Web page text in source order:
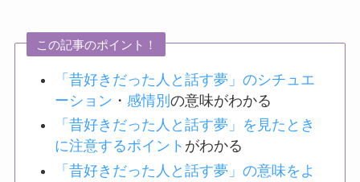
この記事のポイント！
「昔好きだった人と話す夢」のシチュエ
ーション ・ 感情別の意味がわかる
「昔好きだった人と話す夢」を見たとき
に注意するポイント がわかる
「昔好きだった人と話す夢」の意味をよ